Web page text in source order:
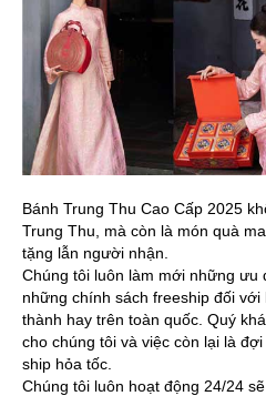
Bánh Trung Thu Cao Cấp 2025
Trung Thu, mà còn là món quà
tặng lẫn người nhận.
Chúng tôi luôn làm mới những ưu
những chính sách freeship đối
thành hay trên toàn quốc. Quý
cho chúng tôi và việc còn lại là
ship hỏa tốc.
Chúng tôi luôn hoạt động 24/24